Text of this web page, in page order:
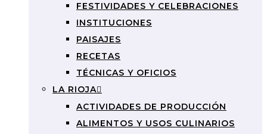
FESTIVIDADES Y CELEBRACIONES
INSTITUCIONES
PAISAJES
RECETAS
TÉCNICAS Y OFICIOS
LA RIOJA
ACTIVIDADES DE PRODUCCIÓN
ALIMENTOS Y USOS CULINARIOS